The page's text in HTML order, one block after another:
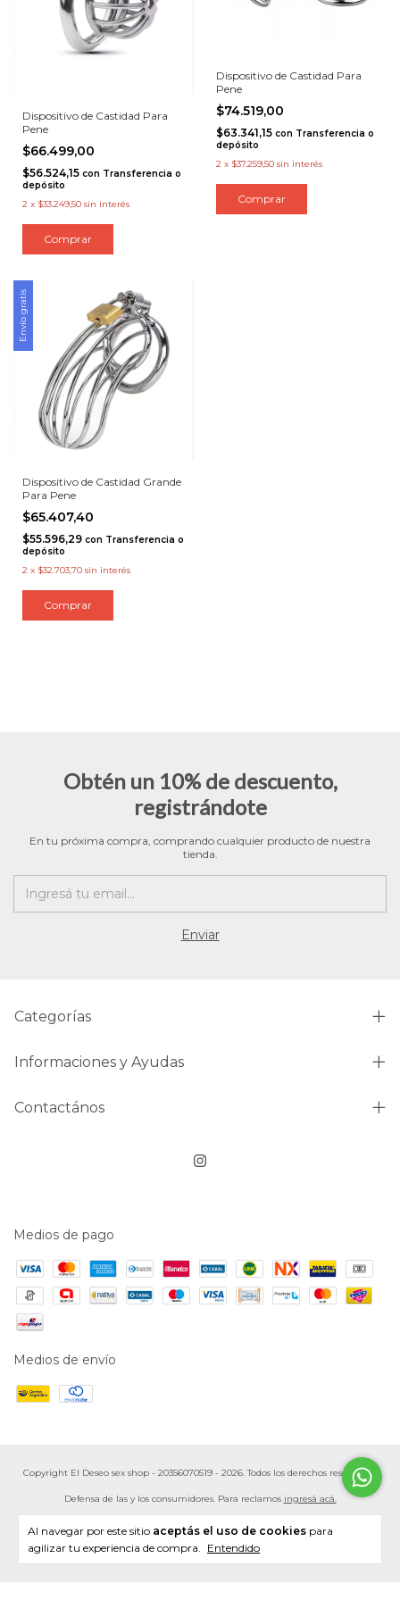
Al navegar por este sitio aceptás el uso de cookies para
agilizar tu experiencia de compra. Entendido
Dispositivo de Castidad Para
Pene
$66.499,00
$56.524,15 con Transferencia o
depósito
2 x $33.249,50 sin interés
Dispositivo de Castidad Para
Pene
$74.519,00
$63.341,15 con Transferencia o
depósito
2 x $37.259,50 sin interés
Envío gratis
Dispositivo de Castidad Grande
Para Pene
$65.407,40
$55.596,29 con Transferencia o
depósito
2 x $32.703,70 sin interés
Obtén un 10% de descuento,
registrándote
En tu próxima compra, comprando cualquier producto de nuestra
tienda.
Categorías
Informaciones y Ayudas
Contactános
Medios de pago
Medios de envío
Copyright El Deseo sex shop - 20356070519 - 2026. Todos los derechos reservados.
Defensa de las y los consumidores. Para reclamos ingresá acá.
Botón de arrepentimiento